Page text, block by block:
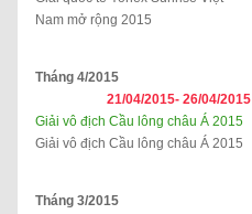
Nam mở rộng 2015
Tháng 4/2015
21/04/2015- 26/04/2015
Giải vô địch Cầu lông châu Á 2015
Giải vô địch Cầu lông châu Á 2015
Tháng 3/2015